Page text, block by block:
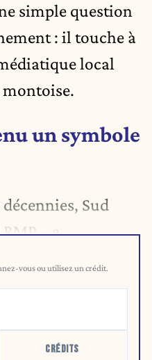
simple question
: il touche à
local
un symbole
Sud
– a
vous ou utilisez un crédit.
CRÉDITS